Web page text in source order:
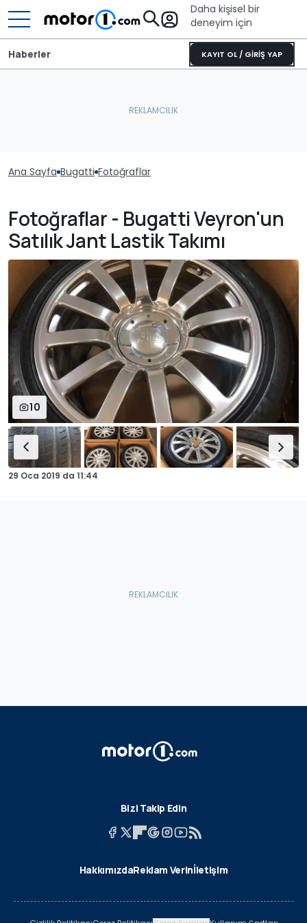
Daha kişisel bir
deneyim için
KAYIT OL / GİRİŞ YAP
Haberler
Ana Sayfa Bugatti Fotoğraflar
Fotoğraflar - Bugatti Veyron'un
Satılık Jant Lastik Takımı
10
29 Oca 2019 da 11:44
Bizi Takip Edin
HakkımızdaReklam Verinİletişim